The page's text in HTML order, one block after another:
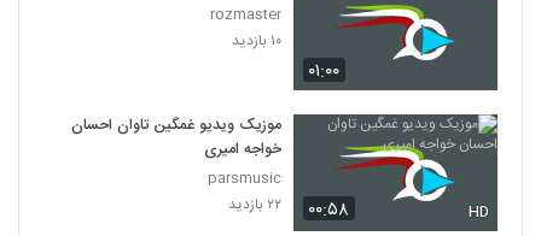
۰۱:۰۰
rozmaster
۱۰ بازدید
۰۰:۵۸ HD
موزیک ویدیو غمگین تاوان احسان
خواجه امیری
parsmusic
۲۲ بازدید